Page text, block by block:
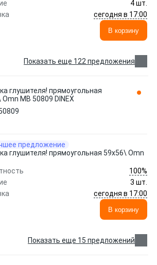
4 шт.
сегодня в 17:00
В корзину
Показать еще 122 предложения
глушителя! прямоугольная
MB 50809 DINEX
предложение
глушителя! прямоугольная 59x56\ Omn
100%
3 шт.
сегодня в 17:00
В корзину
Показать еще 15 предложений